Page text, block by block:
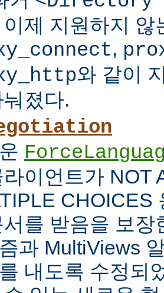
이제 지원하지 않
,
와 같이
눠졌다.
라이언트가 NOT
CHOICES
서를 받음을 보장
과 MultiViews
내도록 수정되